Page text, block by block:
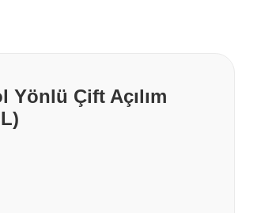
Yönlü Çift Açılım